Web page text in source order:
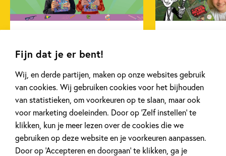
Fijn dat je er bent!
Wij, en derde partijen, maken op onze websites gebruik
van cookies. Wij gebruiken cookies voor het bijhouden
van statistieken, om voorkeuren op te slaan, maar ook
voor marketing doeleinden. Door op ‘Zelf instellen’ te
klikken, kun je meer lezen over de cookies die we
gebruiken op deze website en je voorkeuren aanpassen.
Door op ‘Accepteren en doorgaan’ te klikken, ga je
vormen.
Techniek & wetenschap
Raoul Deleo
Ons Kinderpanel leest:
Lees meer Lees meer
Bekijk alle artikelen